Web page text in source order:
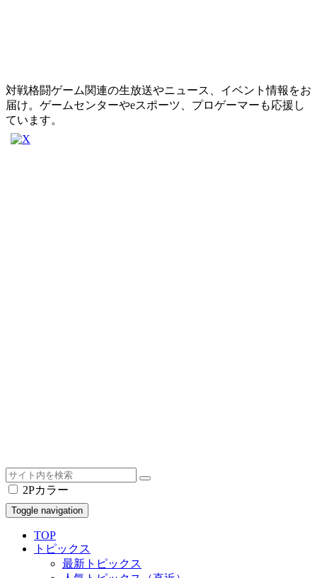
対戦格闘ゲーム関連の生放送やニュース、イベント情報をお
届け。ゲームセンターやeスポーツ、プロゲーマーも応援し
ています。
2Pカラー
Toggle navigation
TOP
トピックス
最新トピックス